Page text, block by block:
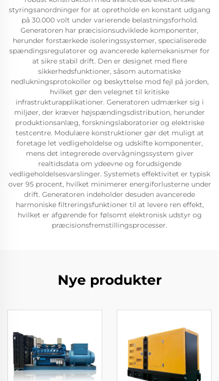
styringsanordninger for at opretholde en konstant udgang
på 30.000 volt under varierende belastningsforhold.
Generatoren har præcisionsudviklede komponenter,
herunder forstærkede isoleringssystemer, specialiserede
spændingsregulatorer og avancerede kølemekanismer for
at sikre stabil drift. Den er designet med flere
sikkerhedsfunktioner, såsom automatiske
nedlukningsprotokoller og beskyttelse mod fejl på jorden,
hvilket gør den velegnet til kritiske
infrastrukturapplikationer. Generatoren udmærker sig i
miljøer, der kræver højspændingsdistribution, herunder
produktionsanlæg, forskningslaboratorier og elektriske
testcentre. Modulære konstruktioner gør det muligt at
foretage let vedligeholdelse og udskifte komponenter,
mens det integrerede overvågningssystem giver
realtidsdata om ydeevne og forudsigende
vedligeholdelsesvarslinger. Systemets effektivitet er typisk
over 95 procent, hvilket minimerer energiforlusterne under
drift. Generatoren indeholder desuden avancerede
harmoniske filtreringsfunktioner til at levere ren effekt,
hvilket er afgørende for følsomt elektronisk udstyr og
præcisionsfremstillingsprocesser.
Nye produkter